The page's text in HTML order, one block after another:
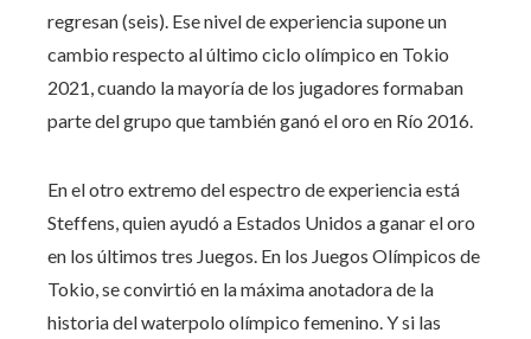
regresan (seis). Ese nivel de experiencia supone un
cambio respecto al último ciclo olímpico en Tokio
2021, cuando la mayoría de los jugadores formaban
parte del grupo que también ganó el oro en Río 2016.
En el otro extremo del espectro de experiencia está
Steffens, quien ayudó a Estados Unidos a ganar el oro
en los últimos tres Juegos. En los Juegos Olímpicos de
Tokio, se convirtió en la máxima anotadora de la
historia del waterpolo olímpico femenino. Y si las